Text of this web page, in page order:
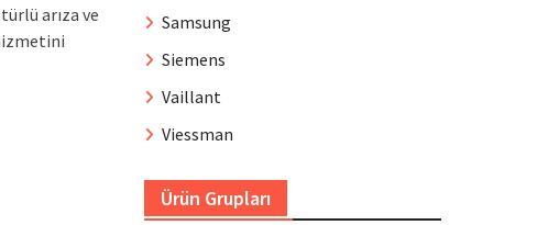
arıza ve
Samsung
Siemens
Vaillant
Viessman
Ürün Grupları